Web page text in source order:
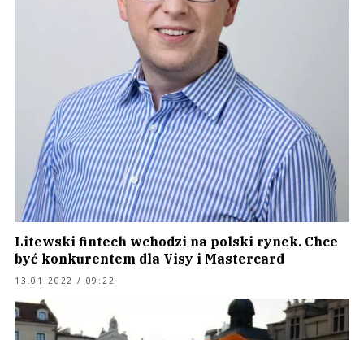
Litewski fintech wchodzi na polski rynek. Chce
być konkurentem dla Visy i Mastercard
13.01.2022 / 09:22